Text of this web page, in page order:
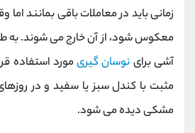
زمانی باید در معاملات باقی بمانند
معکوس شود، از آن خارج می‌ شوند.
آشی برای نوسان‌ گیریمورد استفاده
مثبت با کندل‌ سبز یا سفید و در
مشکی دیده می‌ شود.